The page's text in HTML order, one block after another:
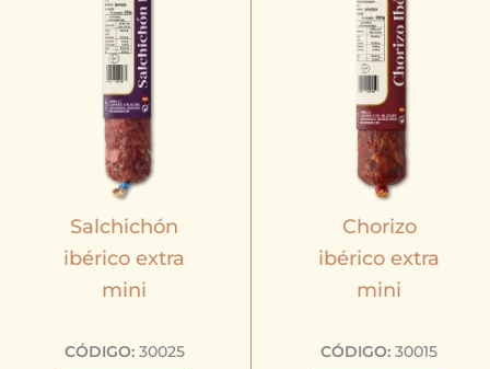
Salchichón
ibérico extra
mini
CÓDIGO:30025
Chorizo
ibérico extra
mini
CÓDIGO: 30015